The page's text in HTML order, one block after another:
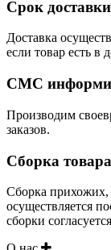
Срок доставки
Доставка
если товар есть в
СМС
Производим
заказов.
Сборка товара
Сборка прихожих,
осуществляется
сборки